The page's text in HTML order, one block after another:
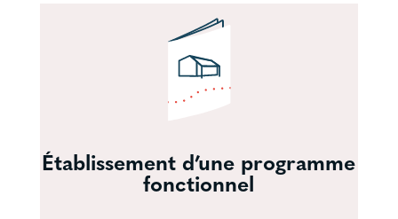
Établissement d’une programme
fonctionnel